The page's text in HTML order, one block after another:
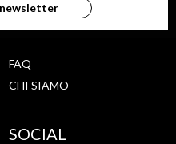
STORE
FAQ
CHI SIAMO
SOCIAL